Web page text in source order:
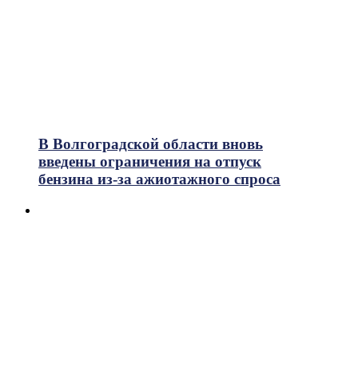
В Волгоградской области вновь
введены ограничения на отпуск
бензина из-за ажиотажного спроса